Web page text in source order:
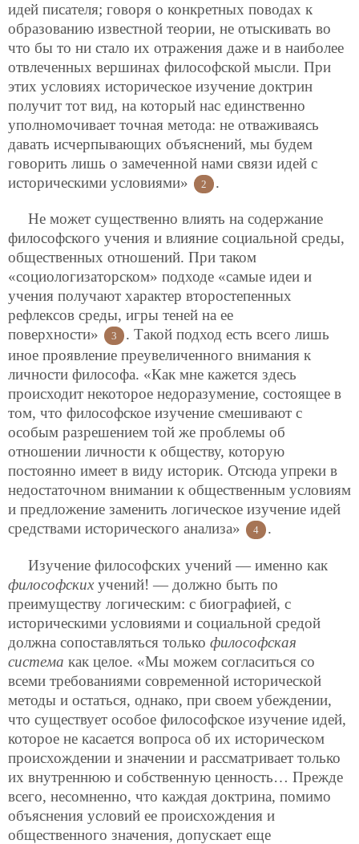
идей писателя; говоря о конкретных поводах к
образованию известной теории, не отыскивать во
что бы то ни стало их отражения даже и в наиболее
отвлеченных вершинах философской мысли. При
этих условиях историческое изучение доктрин
получит тот вид, на который нас единственно
уполномочивает точная метода: не отваживаясь
давать исчерпывающих объяснений, мы будем
говорить лишь о замеченной нами связи идей с
историческими условиями»
2 .
Не может существенно влиять на содержание
философского учения и влияние социальной среды,
общественных отношений. При таком
«социологизаторском» подходе «самые идеи и
учения получают характер второстепенных
рефлексов среды, игры теней на ее
поверхности»
3
. Такой подход есть всего лишь
иное проявление преувеличенного внимания к
личности философа. «Как мне кажется здесь
происходит некоторое недоразумение, состоящее в
том, что философское изучение смешивают с
особым разрешением той же проблемы об
отношении личности к обществу, которую
постоянно имеет в виду историк. Отсюда упреки в
недостаточном внимании к общественным условиям
и предложение заменить логическое изучение идей
средствами исторического анализа»
4 .
Изучение философских учений — именно как
философскихучений! — должно быть по
преимуществу логическим: с биографией, с
историческими условиями и социальной средой
должна сопоставляться только философская
система как целое. «Мы можем согласиться со
всеми требованиями современной исторической
методы и остаться, однако, при своем убеждении,
что существует особое философское изучение идей,
которое не касается вопроса об их историческом
происхождении и значении и рассматривает только
их внутреннюю и собственную ценность… Прежде
всего, несомненно, что каждая доктрина, помимо
объяснения условий ее происхождения и
общественного значения, допускает еще